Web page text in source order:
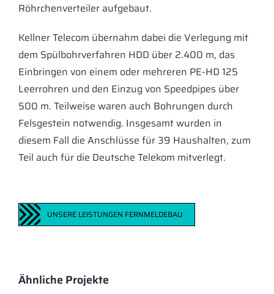
Röhrchenverteiler aufgebaut.
Kellner Telecom übernahm dabei die Verlegung mit
dem Spülbohrverfahren HDD über 2.400 m, das
Einbringen von einem oder mehreren PE-HD 125
Leerrohren und den Einzug von Speedpipes über
500 m. Teilweise waren auch Bohrungen durch
Felsgestein notwendig. Insgesamt wurden in
diesem Fall die Anschlüsse für 39 Haushalten, zum
Teil auch für die Deutsche Telekom mitverlegt.
UNSERE LEISTUNGEN FERNMELDEBAU
Ähnliche Projekte